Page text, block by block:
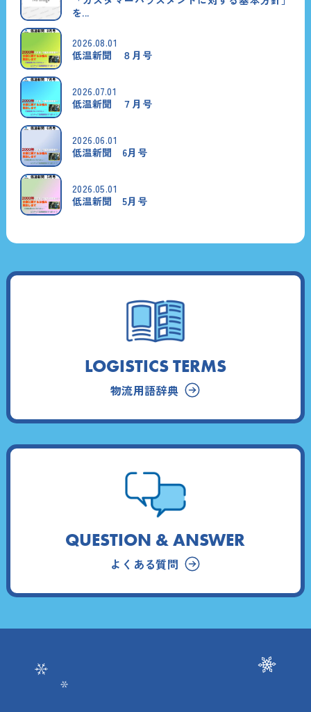
を...
2026.08.01
低温新聞 ８月号
2026.07.01
低温新聞 ７月号
2026.06.01
低温新聞 6月号
2026.05.01
低温新聞 5月号
LOGISTICS TERMS
物流用語辞典
QUESTION & ANSWER
よくある質問